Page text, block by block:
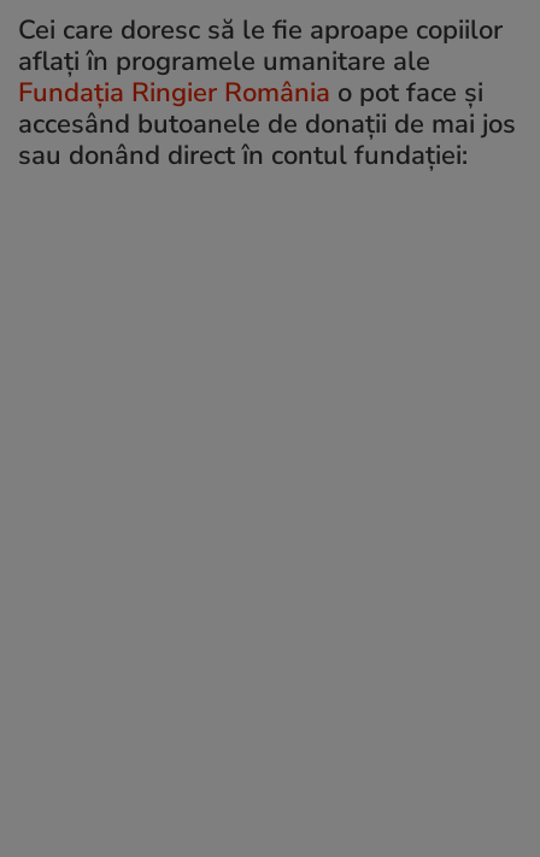
Cei care doresc să le fie aproape copiilor
aflați în programele umanitare ale
Fundația Ringier România o pot face și
accesând butoanele de donații de mai jos
sau donând direct în contul fundației: